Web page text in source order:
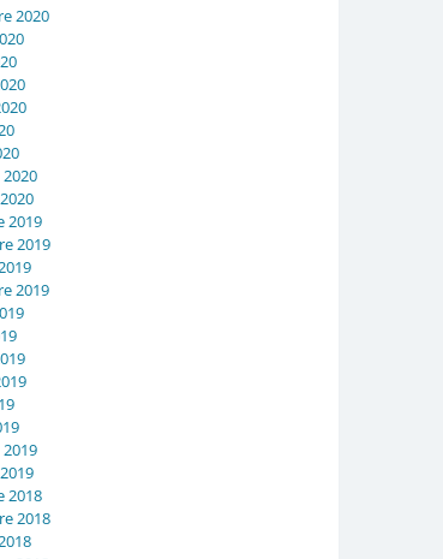
2020
2019
2019
2019
2018
2018